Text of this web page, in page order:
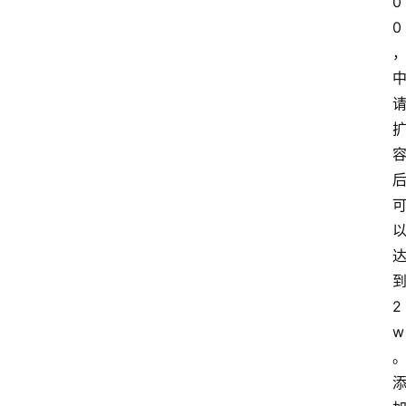
0
，
中
请
扩
容
后
可
以
达
到
2
w
。
添